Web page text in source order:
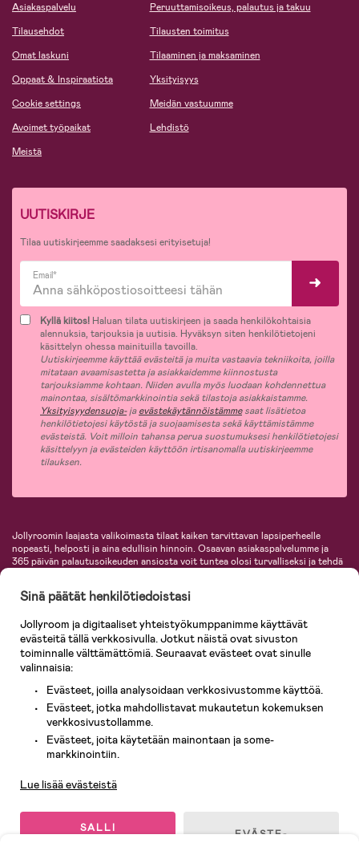
Asiakaspalvelu
Tilausehdot
Omat laskuni
Oppaat & Inspiraatiota
Cookie settings
Avoimet työpaikat
Meistä
Peruuttamisoikeus, palautus ja takuu
Tilausten toimitus
Tilaaminen ja maksaminen
Yksityisyys
Meidän vastuumme
Lehdistö
UUTISKIRJE
Tilaa uutiskirjeemme saadaksesi erityisetuja!
Email*
Kyllä kiitos! Haluan tilata uutiskirjeen ja saada henkilökohtaisia
alennuksia, tarjouksia ja uutisia. Hyväksyn siten henkilötietojeni
käsittelyn ohessa mainituilla tavoilla.
Uutiskirjeemme käyttää evästeitä ja muita vastaavia tekniikoita, joilla
mitataan avaamisastetta ja asiakkaidemme kiinnostusta
tarjouksiamme kohtaan. Niiden avulla myös luodaan kohdennettua
mainontaa, sisältömarkkinointia sekä tilastoja asiakkaistamme.
Yksityisyydensuoja-jaevästekäytännöistämmesaat lisätietoa
henkilötietojesi käytöstä ja suojaamisesta sekä käyttämistämme
evästeistä. Voit milloin tahansa perua suostumuksesi henkilötietojesi
käsittelyyn ja evästeiden käyttöön irtisanomalla uutiskirjeemme
tilauksen.
Jollyroomin laajasta valikoimasta tilaat kaiken tarvittavan lapsiperheelle
nopeasti, helposti ja aina edullisin hinnoin. Osaavan asiakaspalvelumme ja
365 päivän palautusoikeuden ansiosta voit tuntea olosi turvalliseksi ja tehdä
lastentarvikkeita sekä paljon muuta. Meiltä löydät lukuisia tunnettuja
KidKraft, Ergobaby, Philips Avent, Neonate, Cybex, LEGO ja monia muita!
Tervetuloa shoppailemaan Pohjoismaiden suurimpaan lastentarvikkeiden
verkkokauppaan!
Sinä päätät henkilötiedoistasi
Jollyroom ja digitaaliset yhteistyökumppanimme käyttävät
evästeitä tällä verkkosivulla. Jotkut näistä ovat sivuston
toiminnalle välttämättömiä. Seuraavat evästeet ovat sinulle
valinnaisia:
Evästeet, joilla analysoidaan verkkosivustomme käyttöä.
Evästeet, jotka mahdollistavat mukautetun kokemuksen
verkkosivustollamme.
Evästeet, joita käytetään mainontaan ja some-
markkinointiin.
Lue lisää evästeistä
SALLI
EVÄSTE-